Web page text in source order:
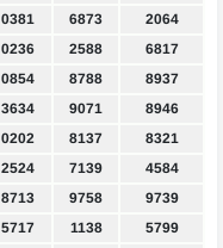
0381 6873
2064
0236 2588
6817
0854 8788
8937
3634 9071
8946
0202 8137
8321
2524 7139
4584
8713 9758
9739
5717 1138
5799